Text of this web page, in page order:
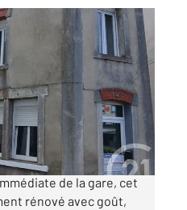
vendre
€
vous propose à
de la gare, cet
rénové avec goût,